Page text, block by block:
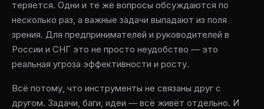
теряется. Одни и те же вопросы обсуждаются по
несколько раз, а важные задачи выпадают из поля
зрения. Для предпринимателей и руководителей в
России и СНГ это не просто неудобство — это
реальная угроза эффективности и росту.
Всё потому, что инструменты не связаны друг с
другом. Задачи, баги, идеи — всё живёт отдельно. И